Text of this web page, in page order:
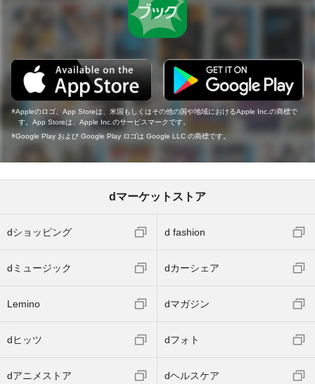
Appleのロゴ、App Storeは、米国もしくはその他の国や地域におけるApple Inc.の商標で
す。App Storeは、Apple Inc.のサービスマークです。
Google Play および Google Play ロゴは Google LLC の商標です。
dマーケットストア
dショッピング d fashion
dミュージック dカーシェア
Lemino dマガジン
dヒッツ dフォト
dアニメストア dヘルスケア